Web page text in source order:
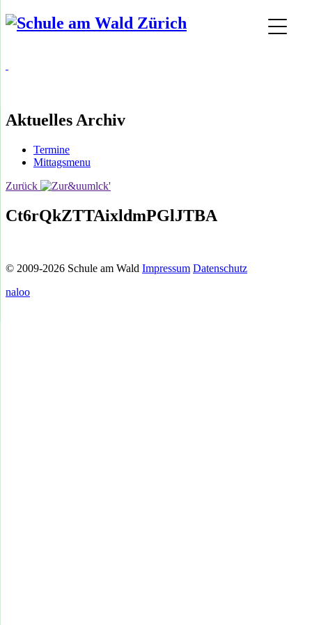
Aktuelles Archiv
Termine
Mittagsmenu
Zurück
Ct6rQkZTTAixldmPGlJTBA
© 2009-2026 Schule am Wald Impressum Datenschutz
naloo